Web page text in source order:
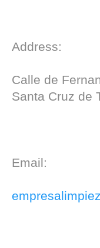
Address:
Calle de
Santa Cruz de
Email: